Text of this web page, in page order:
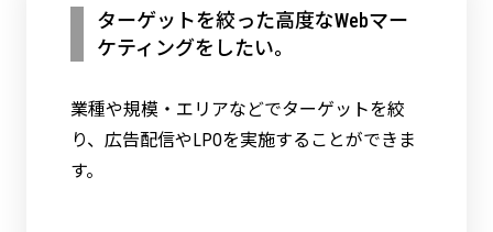
ターゲットを絞った高度なWebマー
ケティングをしたい。
業種や規模・エリアなどでターゲットを絞
り、広告配信やLPOを実施することができま
す。